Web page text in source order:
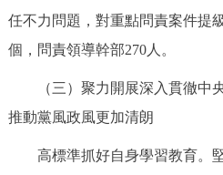
任不力問題，對重點問責案件提
個，問責領導幹部270人。
（三）聚力開展深入貫徹中央
推動黨風政風更加清朗
高標準抓好自身學習教育。堅